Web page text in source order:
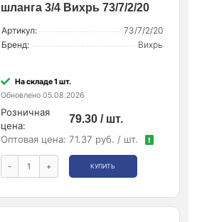
шланга 3/4 Вихрь 73/7/2/20
Артикул:
73/7/2/20
Бренд:
Вихрь
На складе 1 шт.
Обновлено 05.08.2026
Розничная
цена:
79.30 / шт.
Оптовая цена: 71.37 руб. / шт. !
- + КУПИТЬ